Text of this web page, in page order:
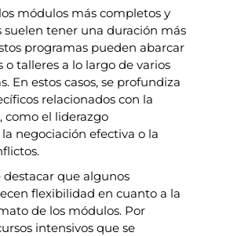
módulos más completos y
suelen tener una duración más
programas pueden abarcar
o talleres a lo largo de varios
En estos casos, se profundiza
relacionados con la
como el liderazgo
negociación efectiva o la
que algunos
flexibilidad en cuanto a la
de los módulos. Por
intensivos que se